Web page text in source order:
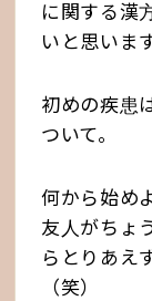
に関する漢
いと思います
初めの疾患
ついて。
何から始め
友人がちょ
らとりあえ
（笑）